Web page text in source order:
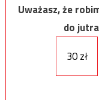
Uważasz, że
do
30 zł